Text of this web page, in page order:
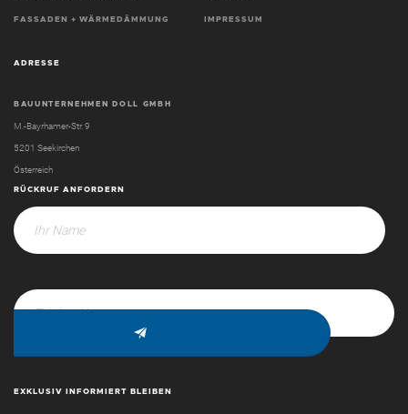
FASSADEN + WÄRMEDÄMMUNG IMPRESSUM
ADRESSE
BAUUNTERNEHMEN DOLL GMBH
M.-Bayrhamer-Str. 9
5201 Seekirchen
Österreich
RÜCKRUF ANFORDERN
EXKLUSIV INFORMIERT BLEIBEN